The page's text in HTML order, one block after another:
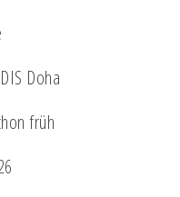
Doha
früh